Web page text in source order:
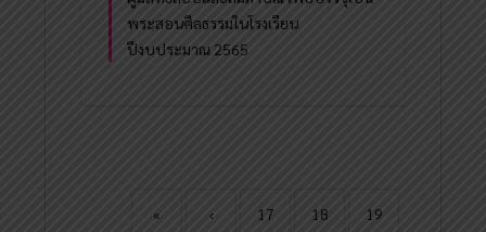
พระสอนศีลธรรมในโรงเรียน
ปีงบประมาณ 2565
« ‹ 17 18 19